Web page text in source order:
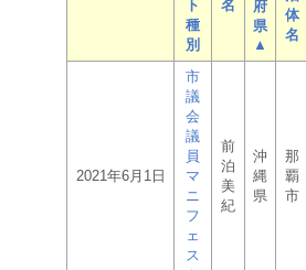
ト
種
別
名
府
県
▲
体
名
2021年6月1日
市
議
会
議
員
マ
ニ
フ
ェ
ス
前
泊
美
紀
沖
縄
県
那
覇
市